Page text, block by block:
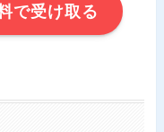
で受け取る